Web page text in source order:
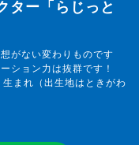
ター「らじっと
がない変わりものです
ション力は抜群です！
まれ（出生地はときがわ